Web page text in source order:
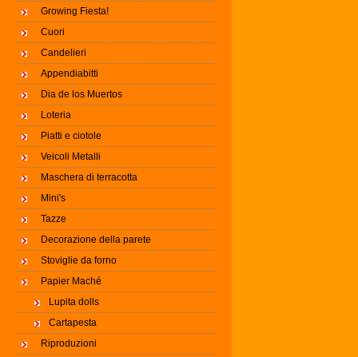
Growing Fiesta!
Cuori
Candelieri
Appendiabitti
Dia de los Muertos
Loteria
Piatti e ciotole
Veicoli Metalli
Maschera di terracotta
Mini's
Tazze
Decorazione della parete
Stoviglie da forno
Papier Maché
Lupita dolls
Cartapesta
Riproduzioni